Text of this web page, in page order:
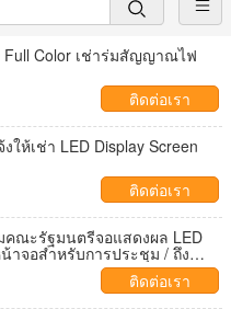
Full Color เช่าร่มสัญญาณไฟ
ติดต่อเรา
ห้เช่า LED Display Screen
ติดต่อเรา
คณะรัฐมนตรีจอแสดงผล LED
าจอสำหรับการประชุม / ถึง
ติดต่อเรา